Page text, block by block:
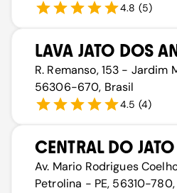
4.8 (5)
LAVA JATO DOS
R. Remanso, 153 - Jardim
56306-670, Brasil
4.5 (4)
CENTRAL DO JATO
Av. Mario Rodrigues
Petrolina - PE, 56310-